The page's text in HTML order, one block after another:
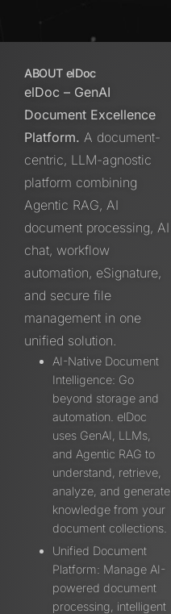
ABOUT elDoc
elDoc – GenAI
Document Excellence
Platform. A document-
centric, LLM-agnostic
platform combining
Agentic RAG, AI
document processing, AI
chat, workflow
automation, eSignature,
and secure file
management in one
unified solution.
AI-Native Document
Intelligence: Go
beyond storage and
automation. elDoc
uses GenAI, LLMs,
and Agentic RAG to
understand, retrieve,
analyze, and generate
knowledge from your
document collections.
Unified Document
Platform: Manage AI-
powered document
processing, intelligent